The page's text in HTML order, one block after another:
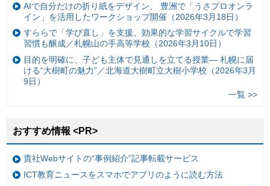
AIで自分だけの折り紙をデザイン、 豊洲で「うさプロオンラ
イン」を活用したワークショップ開催（2026年3月18日）
すららで「学び直し」を支援、効果的な学習サイクルで学習
習慣も醸成／札幌山の手高等学校（2026年3月10日）
目的を明確に、子ども主体で見通しを立てる授業— 札幌に届
ける“大樹町の魅力”／北海道大樹町立大樹小学校（2026年3月
9日）
一覧 >>
おすすめ情報 <PR>
貴社Webサイトの“事例紹介”記事転載サービス
ICT教育ニュースをスマホでアプリのように読む方法